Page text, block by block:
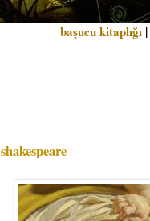
başucu kitaplığı |